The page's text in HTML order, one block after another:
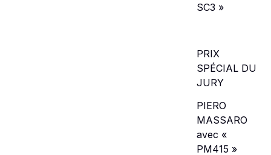
SC3 »
PRIX
SPÉCIAL DU
JURY
PIERO
MASSARO
avec «
PM415 »